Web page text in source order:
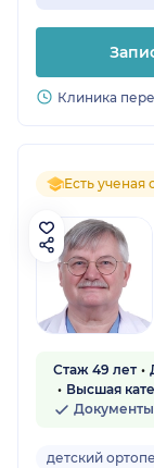
Клиника
Есть ученая
Стаж 49 лет
Высшая
детский